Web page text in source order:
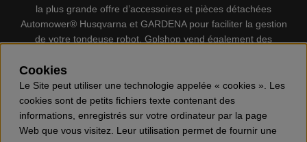
la plus grande offre d’accessoires et pièces détachées
Automower® Husqvarna et GARDENA pour faciliter la gestion
de votre tondeuse robot. Gplshop vend également des
individuel, Coupe-bordures, Débroussailleuses, Taille haies,
Motoculteurs, Souffleur, Souffleuses à neige, Nettoyeurs
haute pression, Aspirateur, Découpeuses, Haches, Outils
forestiers, Lubrifiants, Carburants, Jouets ETC.
Cookies
Le Site peut utiliser une technologie appelée « cookies ». Les
cookies sont de petits fichiers texte contenant des
informations, enregistrés sur votre ordinateur par la page
Web que vous visitez. Leur utilisation permet de fournir une